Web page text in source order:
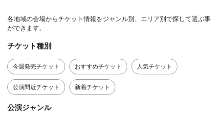
各地域の会場からチケット情報をジャンル別、エリア別で探して選ぶ事
ができます。
チケット種別
今週発売チケット おすすめチケット 人気チケット
公演間近チケット 新着チケット
公演ジャンル